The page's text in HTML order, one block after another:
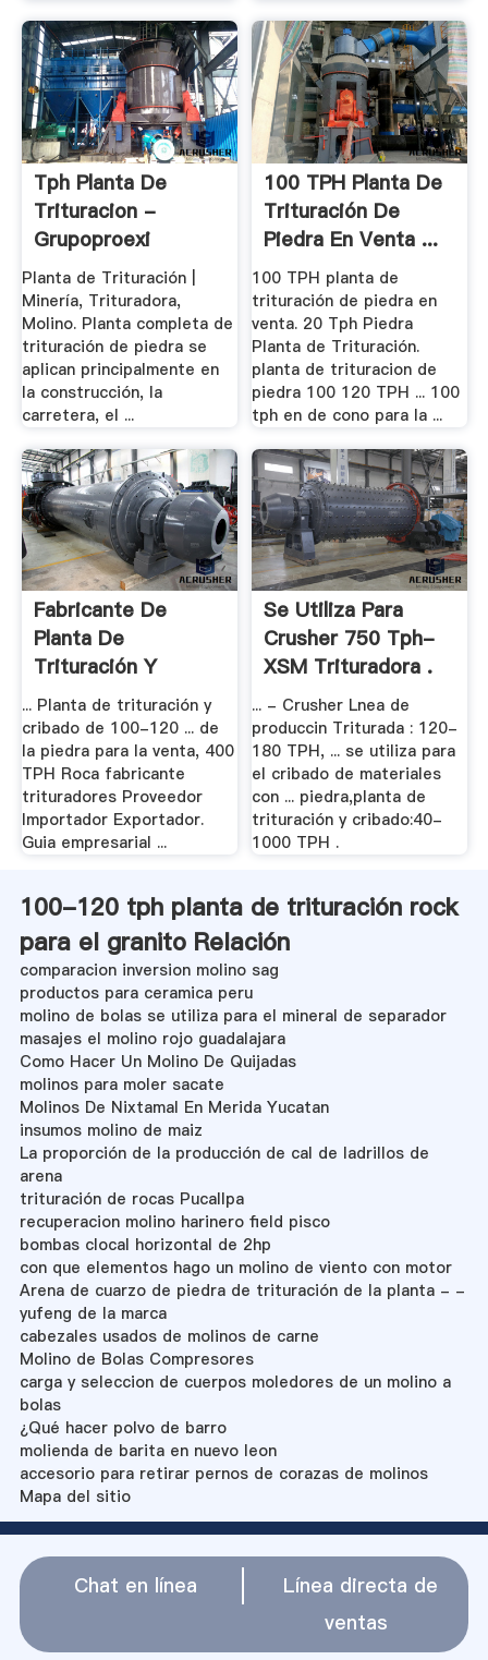
Tph Planta De
Trituracion -
Grupoproexi
Planta de Trituración |
Minería, Trituradora,
Molino. Planta completa de
trituración de piedra se
aplican principalmente en
la construcción, la
carretera, el ...
100 TPH Planta De
Trituración De
Piedra En Venta ...
100 TPH planta de
trituración de piedra en
venta. 20 Tph Piedra
Planta de Trituración.
planta de trituracion de
piedra 100 120 TPH ... 100
tph en de cono para la ...
Fabricante De
Planta De
Trituración Y
Cribado De .
... Planta de trituración y
cribado de 100-120 ... de
la piedra para la venta, 400
TPH Roca fabricante
trituradores Proveedor
Importador Exportador.
Guia empresarial ...
Se Utiliza Para
Crusher 750 Tph-
XSM Trituradora .
... - Crusher Lnea de
produccin Triturada : 120-
180 TPH, ... se utiliza para
el cribado de materiales
con ... piedra,planta de
trituración y cribado:40-
1000 TPH .
100-120 tph planta de trituración rock
para el granito Relación
comparacion inversion molino sag
productos para ceramica peru
molino de bolas se utiliza para el mineral de separador
masajes el molino rojo guadalajara
Como Hacer Un Molino De Quijadas
molinos para moler sacate
Molinos De Nixtamal En Merida Yucatan
insumos molino de maiz
La proporción de la producción de cal de ladrillos de
arena
trituración de rocas Pucallpa
recuperacion molino harinero field pisco
bombas clocal horizontal de 2hp
con que elementos hago un molino de viento con motor
Arena de cuarzo de piedra de trituración de la planta - -
yufeng de la marca
cabezales usados de molinos de carne
Molino de Bolas Compresores
carga y seleccion de cuerpos moledores de un molino a
bolas
¿Qué hacer polvo de barro
molienda de barita en nuevo leon
accesorio para retirar pernos de corazas de molinos
Mapa del sitio
Chat en línea
Línea directa de
ventas